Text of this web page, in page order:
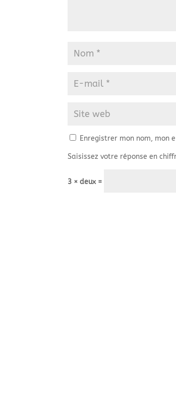
Enregistrer mon nom, mon
Saisissez votre réponse en
3 × deux =